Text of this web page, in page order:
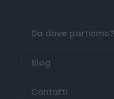
Da dove partiamo?
Blog
Contatti